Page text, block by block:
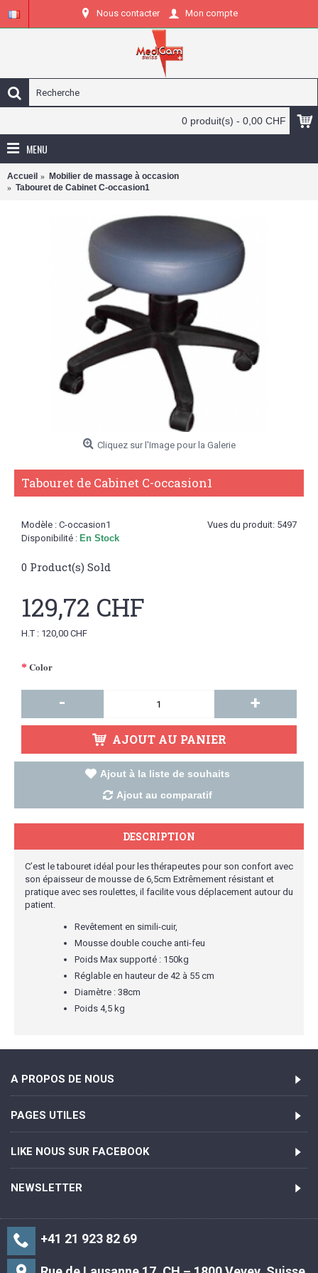
Nous contacter Mon compte
0 produit(s) - 0,00 CHF
MENU
Accueil
Mobilier de massage à occasion
Tabouret de Cabinet C-occasion1
Cliquez sur l'Image pour la Galerie
Tabouret de Cabinet C-occasion1
Vues du produit: 5497
Modèle : C-occasion1
Disponibilité : En Stock
0 Product(s) Sold
129,72 CHF
H.T : 120,00 CHF
Color
- +
AJOUT AU PANIER
Ajout à la liste de souhaits
Ajout au comparatif
DESCRIPTION
C’est le tabouret idéal pour les thérapeutes pour son confort avec
son épaisseur de mousse de 6,5cm Extrêmement résistant et
pratique avec ses roulettes, il facilite vous déplacement autour du
patient.
Revêtement en simili-cuir,
Mousse double couche anti-feu
Poids Max supporté : 150kg
Réglable en hauteur de 42 à 55 cm
Diamètre : 38cm
Poids 4,5 kg
A PROPOS DE NOUS
PAGES UTILES
LIKE NOUS SUR FACEBOOK
NEWSLETTER
+41 21 923 82 69